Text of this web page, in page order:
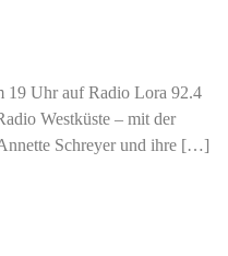
19 Uhr auf Radio Lora 92.4
Westküste – mit der
Schreyer und ihre […]